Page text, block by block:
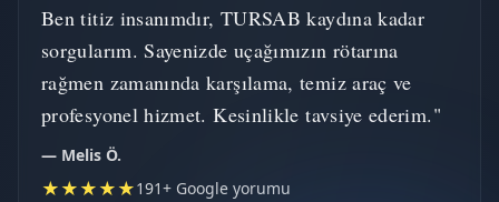
Ben titiz insanımdır, TURSAB kaydına kadar
sorgularım. Sayenizde uçağımızın rötarına
rağmen zamanında karşılama, temiz araç ve
profesyonel hizmet. Kesinlikle tavsiye ederim."
— Melis Ö.
★★★★★191+ Google yorumu